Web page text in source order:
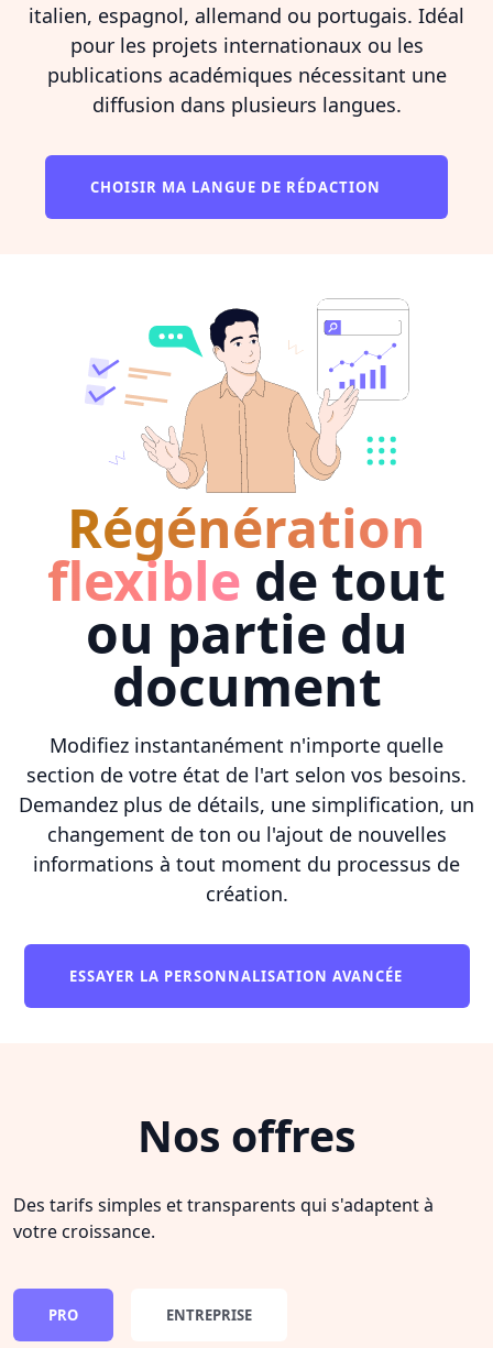
italien, espagnol, allemand ou portugais. Idéal
pour les projets internationaux ou les
publications académiques nécessitant une
diffusion dans plusieurs langues.
CHOISIR MA LANGUE DE RÉDACTION
Régénération
flexible de tout
ou partie du
document
Modifiez instantanément n'importe quelle
section de votre état de l'art selon vos besoins.
Demandez plus de détails, une simplification, un
changement de ton ou l'ajout de nouvelles
informations à tout moment du processus de
création.
ESSAYER LA PERSONNALISATION AVANCÉE
Nos offres
Des tarifs simples et transparents qui s'adaptent à
votre croissance.
PRO ENTREPRISE